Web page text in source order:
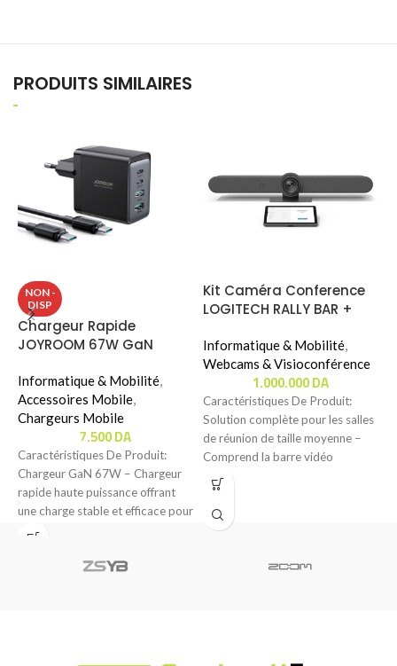
PRODUITS SIMILAIRES
NON -
DISP
Chargeur Rapide
JOYROOM 67W GaN
(JR-TCG02)
Informatique & Mobilité,
Accessoires Mobile,
Chargeurs Mobile
7.500DA
Caractéristiques De Produit:‬‬
Chargeur GaN 67W – Chargeur
rapide haute puissance offrant
une charge stable et efficace pour
divers appareils.
Kit Caméra Conference
LOGITECH RALLY BAR +
Informatique & Mobilité,
Webcams & Visioconférence
1.000.000DA
Caractéristiques De Produit:
Solution complète pour les salles
de réunion de taille moyenne –
Comprend la barre vidéo
Logitech Rally